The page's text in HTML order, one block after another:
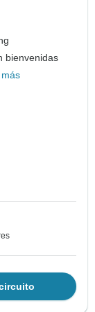
bienvenidas